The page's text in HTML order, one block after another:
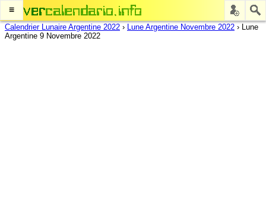
≡
Calendrier Lunaire Argentine 2022 › Lune Argentine Novembre 2022 › Lune
Argentine 9 Novembre 2022